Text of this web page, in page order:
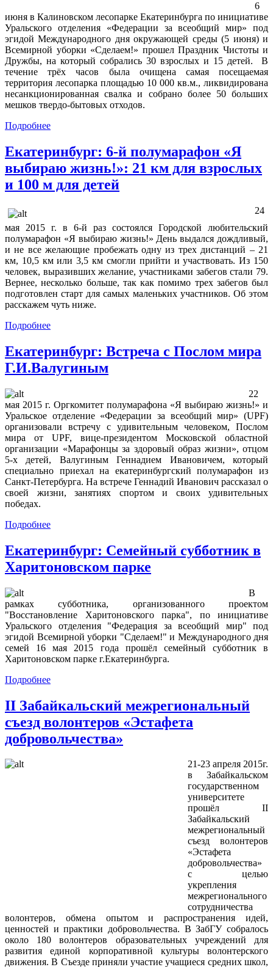
6
июня в Калиновском лесопарке Екатеринбурга по инициативе
Уральского отделения «Федерации за всеобщий мир» под
эгидой Международного дня окружающей среды (5 июня) и
Всемирной уборки «Сделаем!» прошел Праздник Чистоты и
Дружбы, на который собрались 30 взрослых и 15 детей. В
течение трёх часов была очищена самая посещаемая
территория лесопарка площадью 10 000 кв.м., ликвидирована
несанкционированная свалка и собрано более 50 больших
мешков твердо-бытовых отходов.
Подробнее
Екатеринбург: 6-й полумарафон «Я
выбираю жизнь!»: 21 км для взрослых
и 100 м для детей
24
мая 2015 г. в 6-й раз состоялся Городской любительский
полумарафон «Я выбираю жизнь!» День выдался дождливый,
и не все желающие пробежать одну из трех дистанций – 21
км, 10,5 км или 3,5 км смогли прийти и участвовать. Из 150
человек, выразивших желание, участниками забегов стали 79.
Вернее, несколько больше, так как помимо трех забегов был
подготовлен старт для самых маленьких участников. Об этом
расскажем чуть ниже.
Подробнее
Екатеринбург: Встреча с Послом мира
Г.И.Валугиным
22
мая 2015 г. Оргкомитет полумарафона «Я выбираю жизнь!» и
Уральское отделение «Федерации за всеобщий мир» (UPF)
организовали встречу с удивительным человеком, Послом
мира от UPF, вице-президентом Московской областной
организации «Марафонцы за здоровый образ жизни», отцом
5-х детей, Валугиным Геннадием Ивановичем, который
специально приехал на екатеринбургский полумарафон из
Санкт-Петербурга. На встрече Геннадий Иванович рассказал о
своей жизни, занятиях спортом и своих удивительных
победах.
Подробнее
Екатеринбург: Семейный субботник в
Харитоновском парке
В
рамках субботника, организованного проектом
"Восстановление Харитоновского парка", по инициативе
Уральского отделения "Федерация за всеобщий мир" под
эгидой Всемирной уборки "Сделаем!" и Международного дня
семей 16 мая 2015 года прошёл семейный субботник в
Харитоновском парке г.Екатеринбурга.
Подробнее
II Забайкальский межрегиональный
съезд волонтеров «Эстафета
добровольчества»
21-23 апреля 2015г.
в Забайкальском
государственном
университете
прошёл II
Забайкальский
межрегиональный
съезд волонтеров
«Эстафета
добровольчества»
с целью
укрепления
межрегионального
сотрудничества
волонтеров, обмена опытом и распространения идей,
ценностей и практики добровольчества. В ЗабГУ собралось
около 180 волонтеров образовательных учреждений для
развития единой корпоративной культуры волонтерского
движения. В Съезде приняли участие учащиеся средних школ,